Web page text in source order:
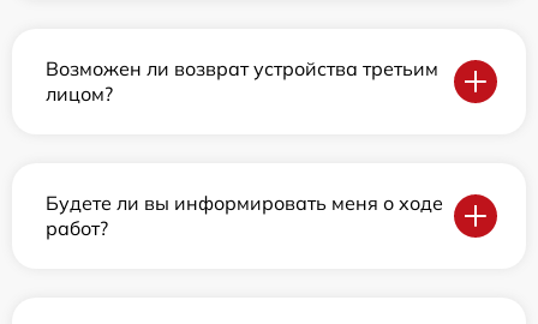
Возможен ли возврат устройства третьим
лицом?
Будете ли вы информировать меня о ходе
работ?